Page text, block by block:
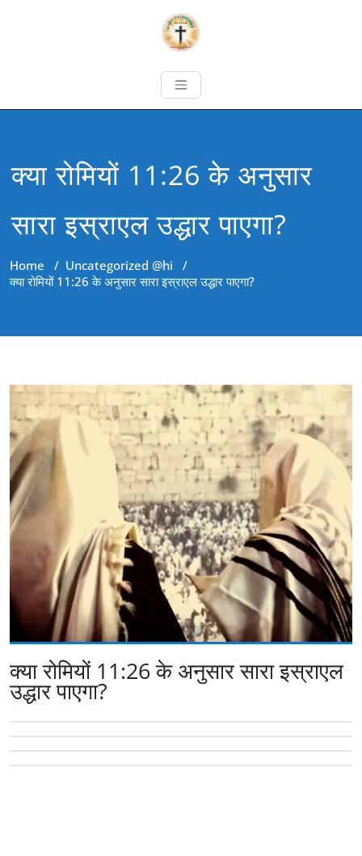
क्या रोमियों 11:26 के अनुसार
सारा इस्राएल उद्धार पाएगा?
Home / Uncategorized @hi /
क्या रोमियों 11:26 के अनुसार सारा इस्राएल उद्धार पाएगा?
क्या रोमियों 11:26 के अनुसार सारा इस्राएल
उद्धार पाएगा?